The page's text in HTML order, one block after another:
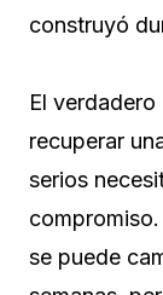
construyó
El
recuperar
serios
se puede